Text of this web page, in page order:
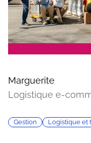
Marguerite
Logistique e-
Gestion Logistique et